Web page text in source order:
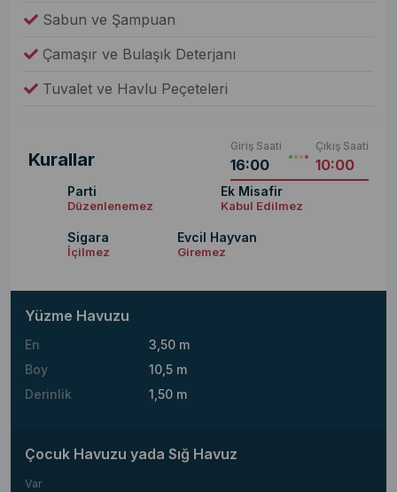
Sabun ve Şampuan
Çamaşır ve Bulaşık Deterjanı
Tuvalet ve Havlu Peçeteleri
Kurallar
Giriş Saati
16:00
Çıkış Saati
10:00
Parti
Düzenlenemez
Ek Misafir
Kabul Edilmez
Sigara
İçilmez
Evcil Hayvan
Giremez
Yüzme Havuzu
En
3,50 m
Boy
10,5 m
Derinlik
1,50 m
Çocuk Havuzu yada Sığ Havuz
Var